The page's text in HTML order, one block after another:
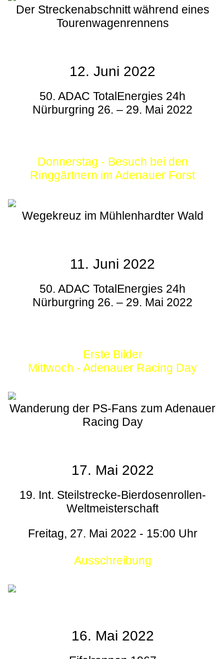
Der Streckenabschnitt während eines
Tourenwagenrennens
12. Juni 2022
50. ADAC TotalEnergies 24h
Nürburgring 26. – 29. Mai 2022
Donnerstag - Besuch bei den
Ringgärtnern im Adenauer Forst
Wegekreuz im Mühlenhardter Wald
11. Juni 2022
50. ADAC TotalEnergies 24h
Nürburgring 26. – 29. Mai 2022
Erste Bilder
Mittwoch - Adenauer Racing Day
Wanderung der PS-Fans zum Adenauer
Racing Day
17. Mai 2022
19. Int. Steilstrecke-Bierdosenrollen-
Weltmeisterschaft
Freitag, 27. Mai 2022 - 15:00 Uhr
Ausschreibung
16. Mai 2022